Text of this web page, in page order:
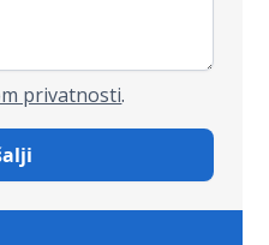
privatnosti.